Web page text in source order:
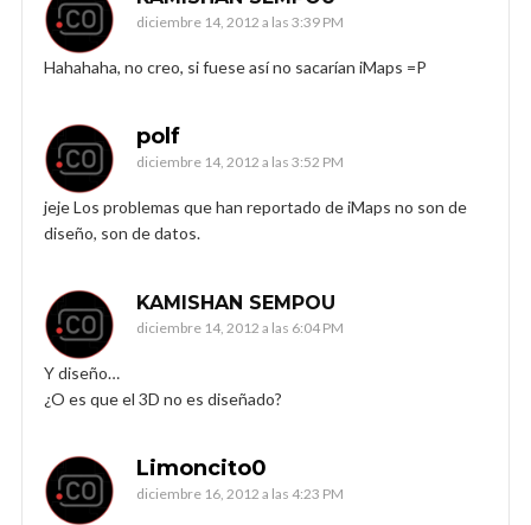
diciembre 14, 2012 a las 3:39 PM
Hahahaha, no creo, si fuese así no sacarían iMaps =P
polf
diciembre 14, 2012 a las 3:52 PM
jeje Los problemas que han reportado de iMaps no son de
diseño, son de datos.
KAMISHAN SEMPOU
diciembre 14, 2012 a las 6:04 PM
Y diseño…
¿O es que el 3D no es diseñado?
Limoncito0
diciembre 16, 2012 a las 4:23 PM